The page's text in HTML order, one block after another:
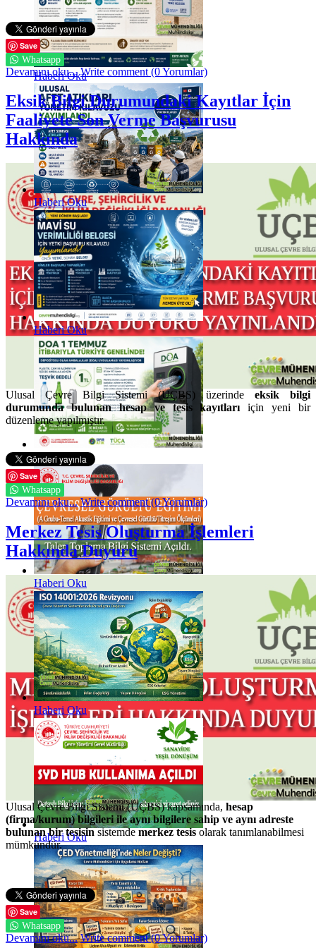
Haberi Oku
Haberi Oku
Haberi Oku
Haberi Oku
Haberi Oku
Haberi Oku
Haberi Oku
Save
Whatsapp
Devamını oku... Write comment (0 Yorumlar)
Eksik Bilgi Durumundaki Kayıtlar İçin
Faaliyete Son Verme Başvurusu
Hakkında
Ulusal Çevre Bilgi Sistemi (UÇBS) üzerinde eksik bilgi
durumunda bulunan hesap ve tesis kayıtları için yeni bir
düzenleme yapılmıştır.
Save
Whatsapp
Devamını oku... Write comment (0 Yorumlar)
Merkez Tesis Oluşturma İşlemleri
Hakkında Duyuru
Ulusal Çevre Bilgi Sistemi (UÇBS) kapsamında, hesap
(firma/kurum) bilgileri ile aynı bilgilere sahip ve aynı adreste
bulunan bir tesisinsistemdemerkez tesisolarak tanımlanabilmesi
mümkündür.
Save
Whatsapp
Devamını oku... Write comment (0 Yorumlar)